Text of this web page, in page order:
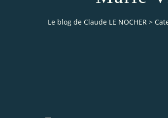
Le blog de Claude LE NOCHER >